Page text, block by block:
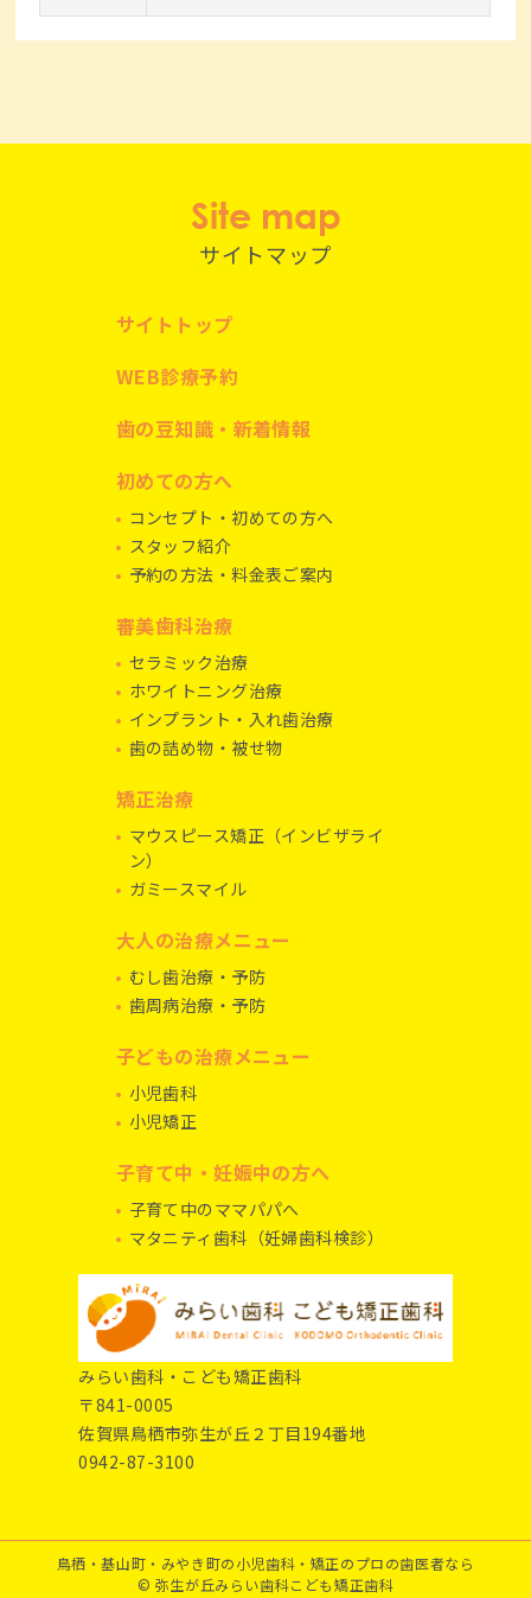
Site map
サイトマップ
サイトトップ
WEB診療予約
歯の豆知識・新着情報
初めての方へ
コンセプト・初めての方へ
スタッフ紹介
予約の方法・料金表ご案内
審美歯科治療
セラミック治療
ホワイトニング治療
インプラント・入れ歯治療
歯の詰め物・被せ物
矯正治療
マウスピース矯正（インビザライ
ン）
ガミースマイル
大人の治療メニュー
むし歯治療・予防
歯周病治療・予防
子どもの治療メニュー
小児歯科
小児矯正
子育て中・妊娠中の方へ
子育て中のママパパへ
マタニティ歯科（妊婦歯科検診）
みらい歯科・こども矯正歯科
〒841-0005
佐賀県鳥栖市弥生が丘２丁目194番地
0942-87-3100
鳥栖・基山町・みやき町の小児歯科・ 矯正のプロの歯医者なら
© 弥生が丘みらい歯科こども矯正歯科